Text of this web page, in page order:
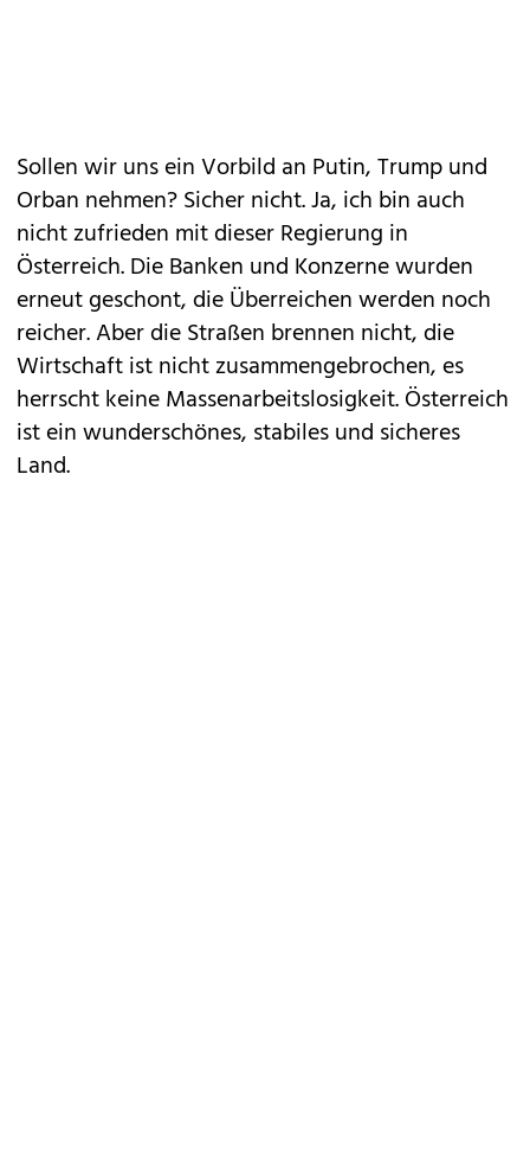
Sollen wir uns ein Vorbild an Putin, Trump und
Orban nehmen? Sicher nicht. Ja, ich bin auch
nicht zufrieden mit dieser Regierung in
Österreich. Die Banken und Konzerne wurden
erneut geschont, die Überreichen werden noch
reicher. Aber die Straßen brennen nicht, die
Wirtschaft ist nicht zusammengebrochen, es
herrscht keine Massenarbeitslosigkeit. Österreich
ist ein wunderschönes, stabiles und sicheres
Land.